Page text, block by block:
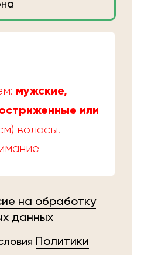
мужские,
или
волосы.
на обработку
данных
Политики